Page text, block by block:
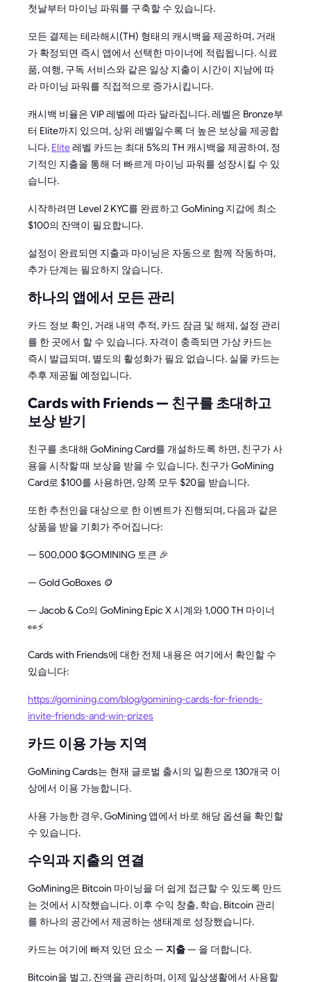
첫날부터 마이닝 파워를 구축할 수 있습니다.
모든 결제는 테라해시(TH) 형태의 캐시백을 제공하며, 거래
가 확정되면 즉시 앱에서 선택한 마이너에 적립됩니다. 식료
품, 여행, 구독 서비스와 같은 일상 지출이 시간이 지남에 따
라 마이닝 파워를 직접적으로 증가시킵니다.
캐시백 비율은 VIP 레벨에 따라 달라집니다. 레벨은 Bronze부
터 Elite까지 있으며, 상위 레벨일수록 더 높은 보상을 제공합
니다. Elite레벨 카드는 최대 5%의 TH 캐시백을 제공하여, 정
기적인 지출을 통해 더 빠르게 마이닝 파워를 성장시킬 수 있
습니다.
시작하려면 Level 2 KYC를 완료하고 GoMining 지갑에 최소
$100의 잔액이 필요합니다.
설정이 완료되면 지출과 마이닝은 자동으로 함께 작동하며,
추가 단계는 필요하지 않습니다.
하나의 앱에서 모든 관리
카드 정보 확인, 거래 내역 추적, 카드 잠금 및 해제, 설정 관리
를 한 곳에서 할 수 있습니다. 자격이 충족되면 가상 카드는
즉시 발급되며, 별도의 활성화가 필요 없습니다. 실물 카드는
추후 제공될 예정입니다.
Cards with Friends — 친구를 초대하고
보상 받기
친구를 초대해 GoMining Card를 개설하도록 하면, 친구가 사
용을 시작할 때 보상을 받을 수 있습니다. 친구가 GoMining
Card로 $100를 사용하면, 양쪽 모두 $20을 받습니다.
또한 추천인을 대상으로 한 이벤트가 진행되며, 다음과 같은
상품을 받을 기회가 주어집니다:
— 500,000 $GOMINING 토큰 🎉
— Gold GoBoxes 🪙
— Jacob & Co의 GoMining Epic X 시계와 1,000 TH 마이너
👀⚡
Cards with Friends에 대한 전체 내용은 여기에서 확인할 수
있습니다:
https://gomining.com/blog/gomining-cards-for-friends-
invite-friends-and-win-prizes
카드 이용 가능 지역
GoMining Cards는 현재 글로벌 출시의 일환으로 130개국 이
상에서 이용 가능합니다.
사용 가능한 경우, GoMining 앱에서 바로 해당 옵션을 확인할
수 있습니다.
수익과 지출의 연결
GoMining은 Bitcoin 마이닝을 더 쉽게 접근할 수 있도록 만드
는 것에서 시작했습니다. 이후 수익 창출, 학습, Bitcoin 관리
를 하나의 공간에서 제공하는 생태계로 성장했습니다.
카드는 여기에 빠져 있던 요소 — 지출— 을 더합니다.
Bitcoin을 벌고, 잔액을 관리하며, 이제 일상생활에서 사용할